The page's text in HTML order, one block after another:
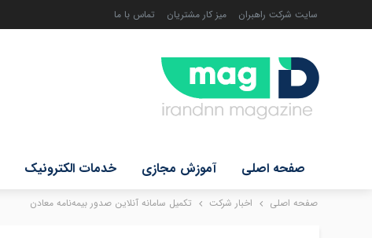
سایت شرکت راهبران میز کار مشتریان تماس با ما
صفحه اصلی آموزش مجازی خدمات الکترونیک
صفحه اصلی اخبار شرکت تکمیل سامانه آنلاین صدور بیمه‌نامه معادن